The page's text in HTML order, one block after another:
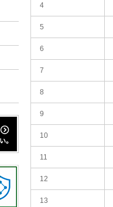
4
5
6
7
8
9
10
11
12
13